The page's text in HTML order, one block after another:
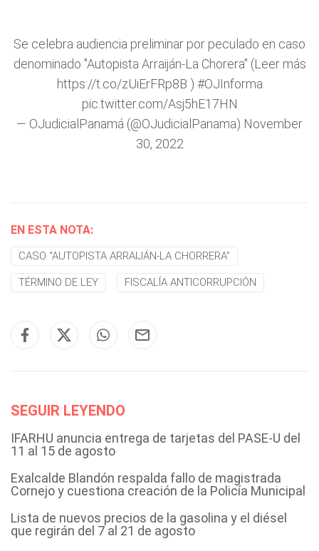
Se celebra audiencia preliminar por peculado en caso
denominado "Autopista Arraiján-La Chorera" (Leer más
https://t.co/zUiErFRp8B ) #OJInforma
pic.twitter.com/Asj5hE17HN
— OJudicialPanamá (@OJudicialPanama) November
30, 2022
EN ESTA NOTA:
CASO “AUTOPISTA ARRAIJÁN-LA CHORRERA”
TÉRMINO DE LEY FISCALÍA ANTICORRUPCIÓN
SEGUIR LEYENDO
IFARHU anuncia entrega de tarjetas del PASE-U del
11 al 15 de agosto
Exalcalde Blandón respalda fallo de magistrada
Cornejo y cuestiona creación de la Policía Municipal
Lista de nuevos precios de la gasolina y el diésel
que regirán del 7 al 21 de agosto